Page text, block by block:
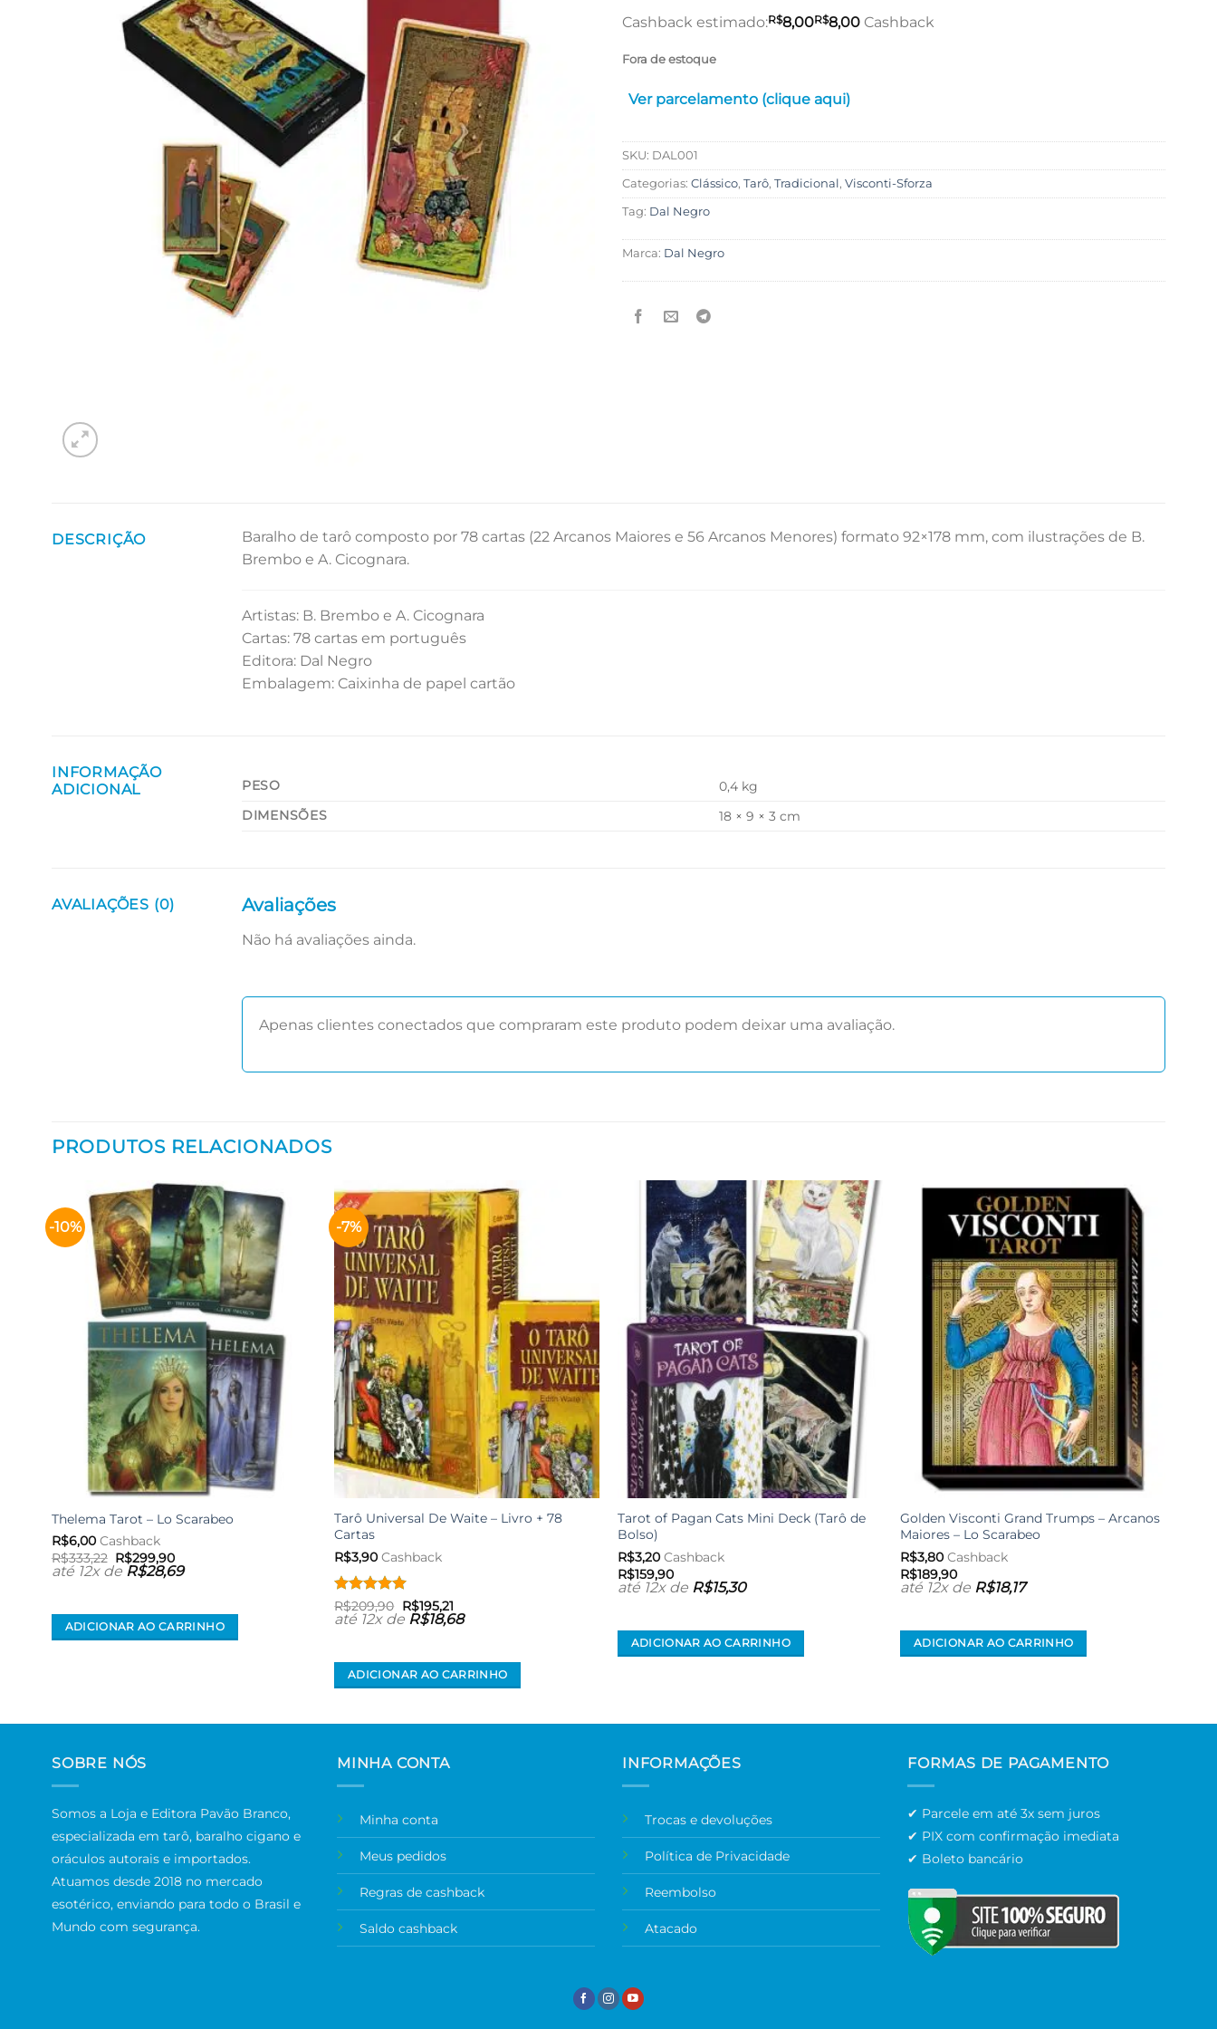
Cashback estimado:R$8,00R$8,00 Cashback
Fora de estoque
Ver parcelamento (clique aqui)
SKU: DAL001
Categorias: Clássico, Tarô, Tradicional, Visconti-Sforza
Tag: Dal Negro
Marca: Dal Negro
DESCRIÇÃO
Baralho de tarô composto por 78 cartas (22 Arcanos Maiores e 56 Arcanos Menores) formato 92×178 mm, com ilustrações de B.
Brembo e A. Cicognara.
Artistas: B. Brembo e A. Cicognara
Cartas: 78 cartas em português
Editora: Dal Negro
Embalagem: Caixinha de papel cartão
INFORMAÇÃO
ADICIONAL
PESO
0,4 kg
DIMENSÕES
18 × 9 × 3 cm
AVALIAÇÕES (0) Avaliações
Não há avaliações ainda.
Apenas clientes conectados que compraram este produto podem deixar uma avaliação.
PRODUTOS RELACIONADOS
-10%
Adicionar
aos meus
desejos
Thelema Tarot – Lo Scarabeo
R$6,00Cashback
R$333,22 O
preço
original
R$299,90O
preço
até 12x de R$28,69
ADICIONAR AO CARRINHO
-7%
Tarô Universal De Waite – Livro + 78
Cartas
R$3,90Cashback
Avaliação 5
de 5
R$209,90 O
preço
original
R$195,21O
preço
até 12x de R$18,68
ADICIONAR AO CARRINHO
Adicionar
aos meus
desejos
Tarot of Pagan Cats Mini Deck (Tarô de
Bolso)
R$3,20Cashback
R$159,90
até 12x de R$15,30
ADICIONAR AO CARRINHO
Adicionar
aos meus
desejos
Golden Visconti Grand Trumps – Arcanos
Maiores – Lo Scarabeo
R$3,80Cashback
R$189,90
até 12x de R$18,17
ADICIONAR AO CARRINHO
SOBRE NÓS
Somos a Loja e Editora Pavão Branco,
especializada em tarô, baralho cigano e
oráculos autorais e importados.
Atuamos desde 2018 no mercado
esotérico, enviando para todo o Brasil e
Mundo com segurança.
MINHA CONTA
Minha conta
Meus pedidos
Regras de cashback
Saldo cashback
INFORMAÇÕES
Trocas e devoluções
Política de Privacidade
Reembolso
Atacado
FORMAS DE PAGAMENTO
✔ Parcele em até 3x sem juros
✔ PIX com confirmação imediata
✔ Boleto bancário